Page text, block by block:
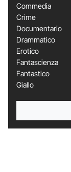
Commedia
Crime
Documentario
Drammatico
Erotico
Fantascienza
Fantastico
Giallo